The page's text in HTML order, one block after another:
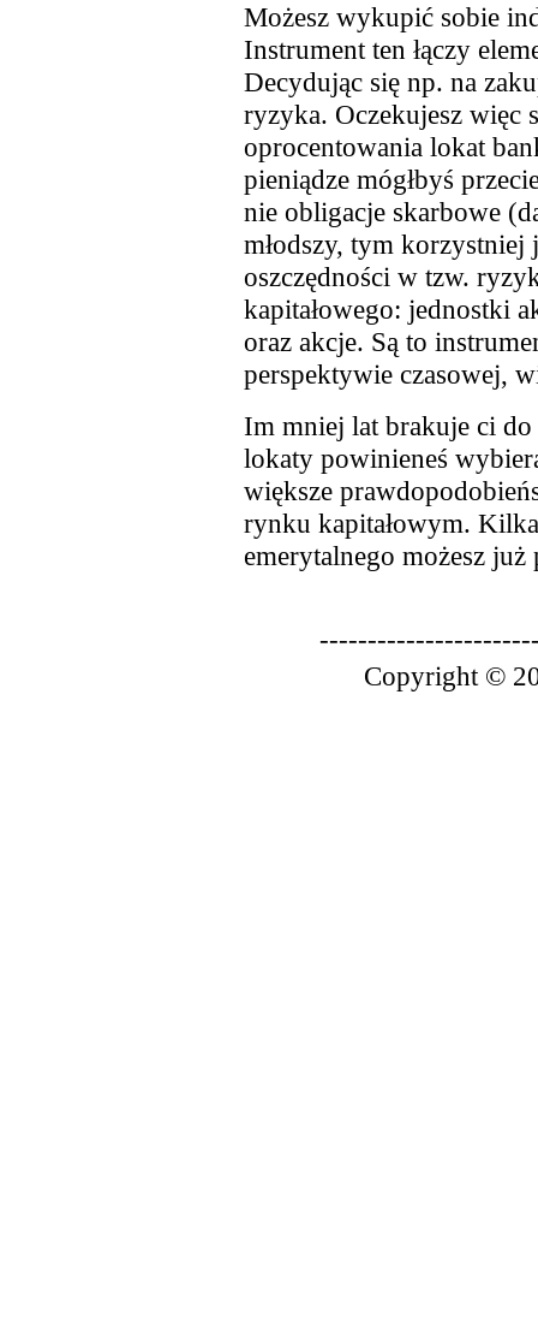
Możesz wykupić sobie
Instrument ten łączy
Decydując się np. na
ryzyka. Oczekujesz więc
oprocentowania lokat
pieniądze mógłbyś
nie obligacje skarbowe
młodszy, tym korzystniej
oszczędności w tzw.
kapitałowego: jednostki
oraz akcje. Są to
perspektywie czasowej,
Im mniej lat brakuje ci
lokaty powinieneś
większe
rynku kapitałowym.
emerytalnego możesz
Copyright ©